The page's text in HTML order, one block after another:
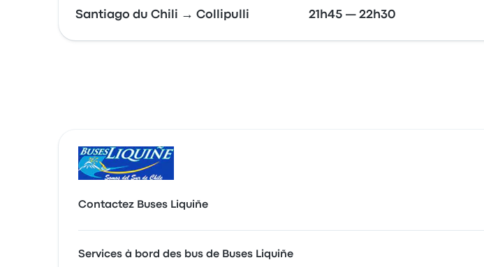
Santiago du Chili → Collipulli 21h45 — 22h30
Contactez Buses Liquiñe
Services à bord des bus de Buses Liquiñe